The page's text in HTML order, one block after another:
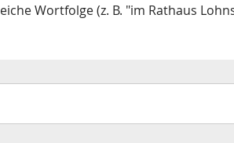
Wortfolge (z. B. "im Rathaus